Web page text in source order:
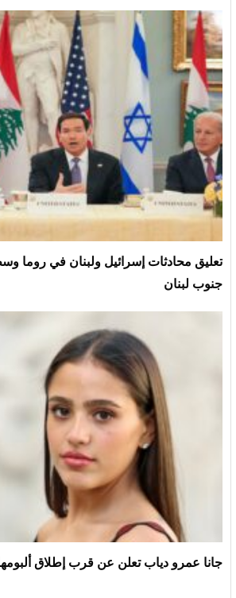
تعليق محادثات إسرائيل ولبنان في روما
جنوب لبنان
جانا عمرو دياب تعلن عن قرب إطلاق